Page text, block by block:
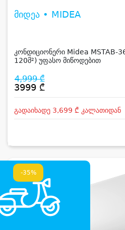
მიდეა • MIDEA
კონდიციონერი Midea MSTAB-
120მ²) უფასო მიწოდებით
4,999 ₾
3999 ₾
გადაიხადე 3,699 ₾ კალათიდან
-35%